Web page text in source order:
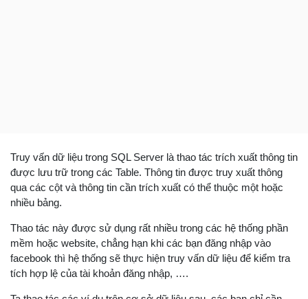
Truy vấn dữ liệu trong SQL Server là thao tác trích xuất thông tin
được lưu trữ trong các Table. Thông tin được truy xuất thông
qua các cột và thông tin cần trích xuất có thể thuộc một hoặc
nhiều bảng.
Thao tác này được sử dụng rất nhiều trong các hệ thống phần
mềm hoặc website, chẳng hạn khi các bạn đăng nhập vào
facebook thì hệ thống sẽ thực hiện truy vấn dữ liệu để kiểm tra
tích hợp lệ của tài khoản đăng nhập, ….